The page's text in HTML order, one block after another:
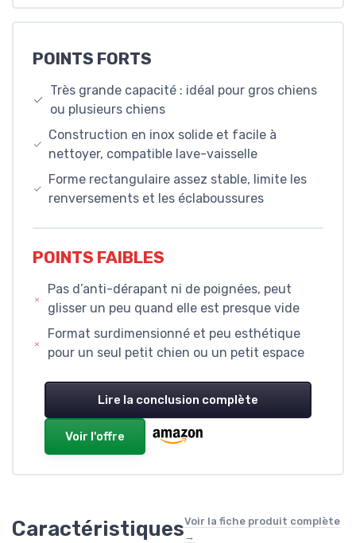
POINTS FORTS
Très grande capacité : idéal pour gros chiens
ou plusieurs chiens
Construction en inox solide et facile à
nettoyer, compatible lave-vaisselle
Forme rectangulaire assez stable, limite les
renversements et les éclaboussures
POINTS FAIBLES
Pas d’anti-dérapant ni de poignées, peut
glisser un peu quand elle est presque vide
Format surdimensionné et peu esthétique
pour un seul petit chien ou un petit espace
Lire la conclusion complète
Voir l'offre
CaractéristiquesVoir la fiche produit complète
→